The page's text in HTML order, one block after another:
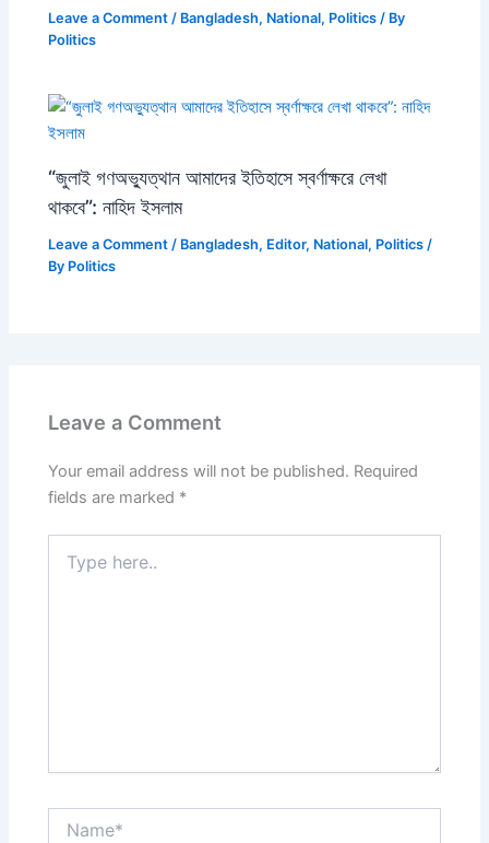
Leave a Comment / Bangladesh, National, Politics / By
Politics
“জুলাই গণঅভ্যুত্থান আমাদের ইতিহাসে স্বর্ণাক্ষরে লেখা
থাকবে”: নাহিদ ইসলাম
Leave a Comment / Bangladesh, Editor, National, Politics /
By Politics
Leave a Comment
Your email address will not be published. Required
fields are marked *
here..